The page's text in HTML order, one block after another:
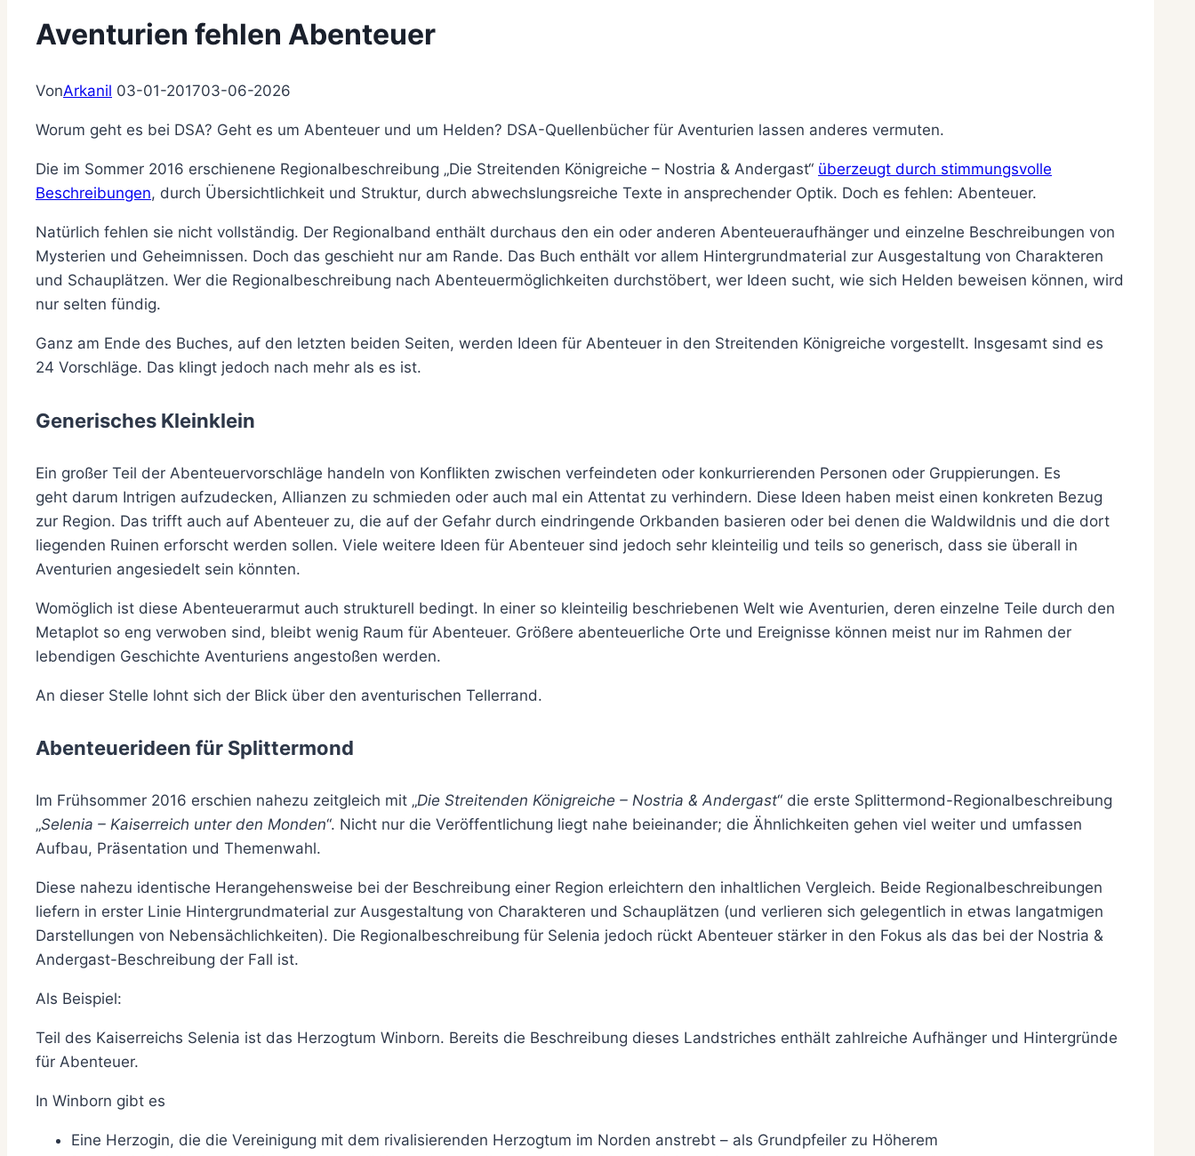
Aventurien fehlen Abenteuer
VonArkanil 03-01-201703-06-2026
Worum geht es bei DSA? Geht es um Abenteuer und um Helden? DSA-Quellenbücher für Aventurien lassen anderes vermuten.
Die im Sommer 2016 erschienene Regionalbeschreibung „Die Streitenden Königreiche – Nostria & Andergast“ überzeugt durch stimmungsvolle
Beschreibungen, durch Übersichtlichkeit und Struktur, durch abwechslungsreiche Texte in ansprechender Optik. Doch es fehlen: Abenteuer.
Natürlich fehlen sie nicht vollständig. Der Regionalband enthält durchaus den ein oder anderen Abenteueraufhänger und einzelne Beschreibungen von
Mysterien und Geheimnissen. Doch das geschieht nur am Rande. Das Buch enthält vor allem Hintergrundmaterial zur Ausgestaltung von Charakteren
und Schauplätzen. Wer die Regionalbeschreibung nach Abenteuermöglichkeiten durchstöbert, wer Ideen sucht, wie sich Helden beweisen können, wird
nur selten fündig.
Ganz am Ende des Buches, auf den letzten beiden Seiten, werden Ideen für Abenteuer in den Streitenden Königreiche vorgestellt. Insgesamt sind es
24 Vorschläge. Das klingt jedoch nach mehr als es ist.
Generisches Kleinklein
Ein großer Teil der Abenteuervorschläge handeln von Konflikten zwischen verfeindeten oder konkurrierenden Personen oder Gruppierungen. Es
geht darum Intrigen aufzudecken, Allianzen zu schmieden oder auch mal ein Attentat zu verhindern. Diese Ideen haben meist einen konkreten Bezug
zur Region. Das trifft auch auf Abenteuer zu, die auf der Gefahr durch eindringende Orkbanden basieren oder bei denen die Waldwildnis und die dort
liegenden Ruinen erforscht werden sollen. Viele weitere Ideen für Abenteuer sind jedoch sehr kleinteilig und teils so generisch, dass sie überall in
Aventurien angesiedelt sein könnten.
Womöglich ist diese Abenteuerarmut auch strukturell bedingt. In einer so kleinteilig beschriebenen Welt wie Aventurien, deren einzelne Teile durch den
Metaplot so eng verwoben sind, bleibt wenig Raum für Abenteuer. Größere abenteuerliche Orte und Ereignisse können meist nur im Rahmen der
lebendigen Geschichte Aventuriens angestoßen werden.
An dieser Stelle lohnt sich der Blick über den aventurischen Tellerrand.
Abenteuerideen für Splittermond
Im Frühsommer 2016 erschien nahezu zeitgleich mit „Die Streitenden Königreiche – Nostria & Andergast“ die erste Splittermond-Regionalbeschreibung
„Selenia – Kaiserreich unter den Monden“. Nicht nur die Veröffentlichung liegt nahe beieinander; die Ähnlichkeiten gehen viel weiter und umfassen
Aufbau, Präsentation und Themenwahl.
Diese nahezu identische Herangehensweise bei der Beschreibung einer Region erleichtern den inhaltlichen Vergleich. Beide Regionalbeschreibungen
liefern in erster Linie Hintergrundmaterial zur Ausgestaltung von Charakteren und Schauplätzen (und verlieren sich gelegentlich in etwas langatmigen
Darstellungen von Nebensächlichkeiten). Die Regionalbeschreibung für Selenia jedoch rückt Abenteuer stärker in den Fokus als das bei der Nostria &
Andergast-Beschreibung der Fall ist.
Als Beispiel:
Teil des Kaiserreichs Selenia ist das Herzogtum Winborn. Bereits die Beschreibung dieses Landstriches enthält zahlreiche Aufhänger und Hintergründe
für Abenteuer.
In Winborn gibt es
Eine Herzogin, die die Vereinigung mit dem rivalisierenden Herzogtum im Norden anstrebt – als Grundpfeiler zu Höherem